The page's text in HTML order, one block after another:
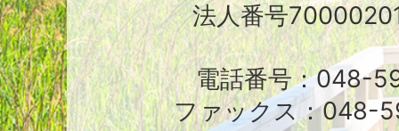
法人番号
電話番号：048-
ファックス：048-